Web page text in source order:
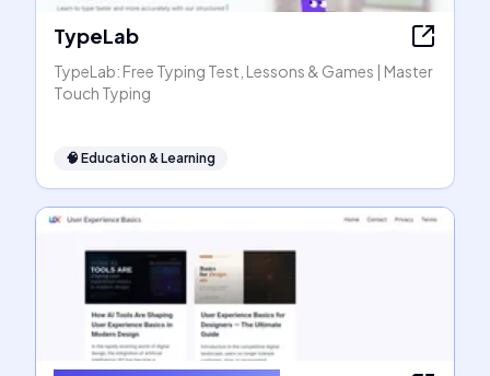
TypeLab
TypeLab: Free Typing Test, Lessons & Games | Master
Touch Typing
🧠 Education & Learning